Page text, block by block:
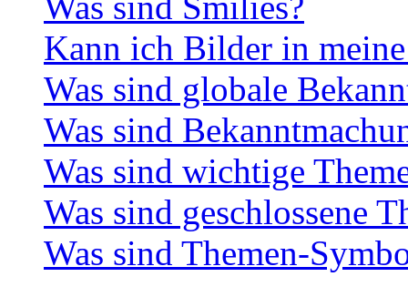
Kann ich Bilder in
Was sind globale
Was sind
Was sind wichtige
Was sind geschlossene
Was sind Themen-